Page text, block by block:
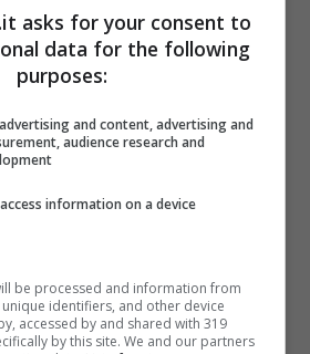
e il colore dello smalto:
candido di una tonalità
asks for your consent to
data for the following
purposes:
and content, advertising and
audience research and
information on a device
be processed and information from
identifiers, and other device
accessed by and shared with 319
by this site. We and our partners